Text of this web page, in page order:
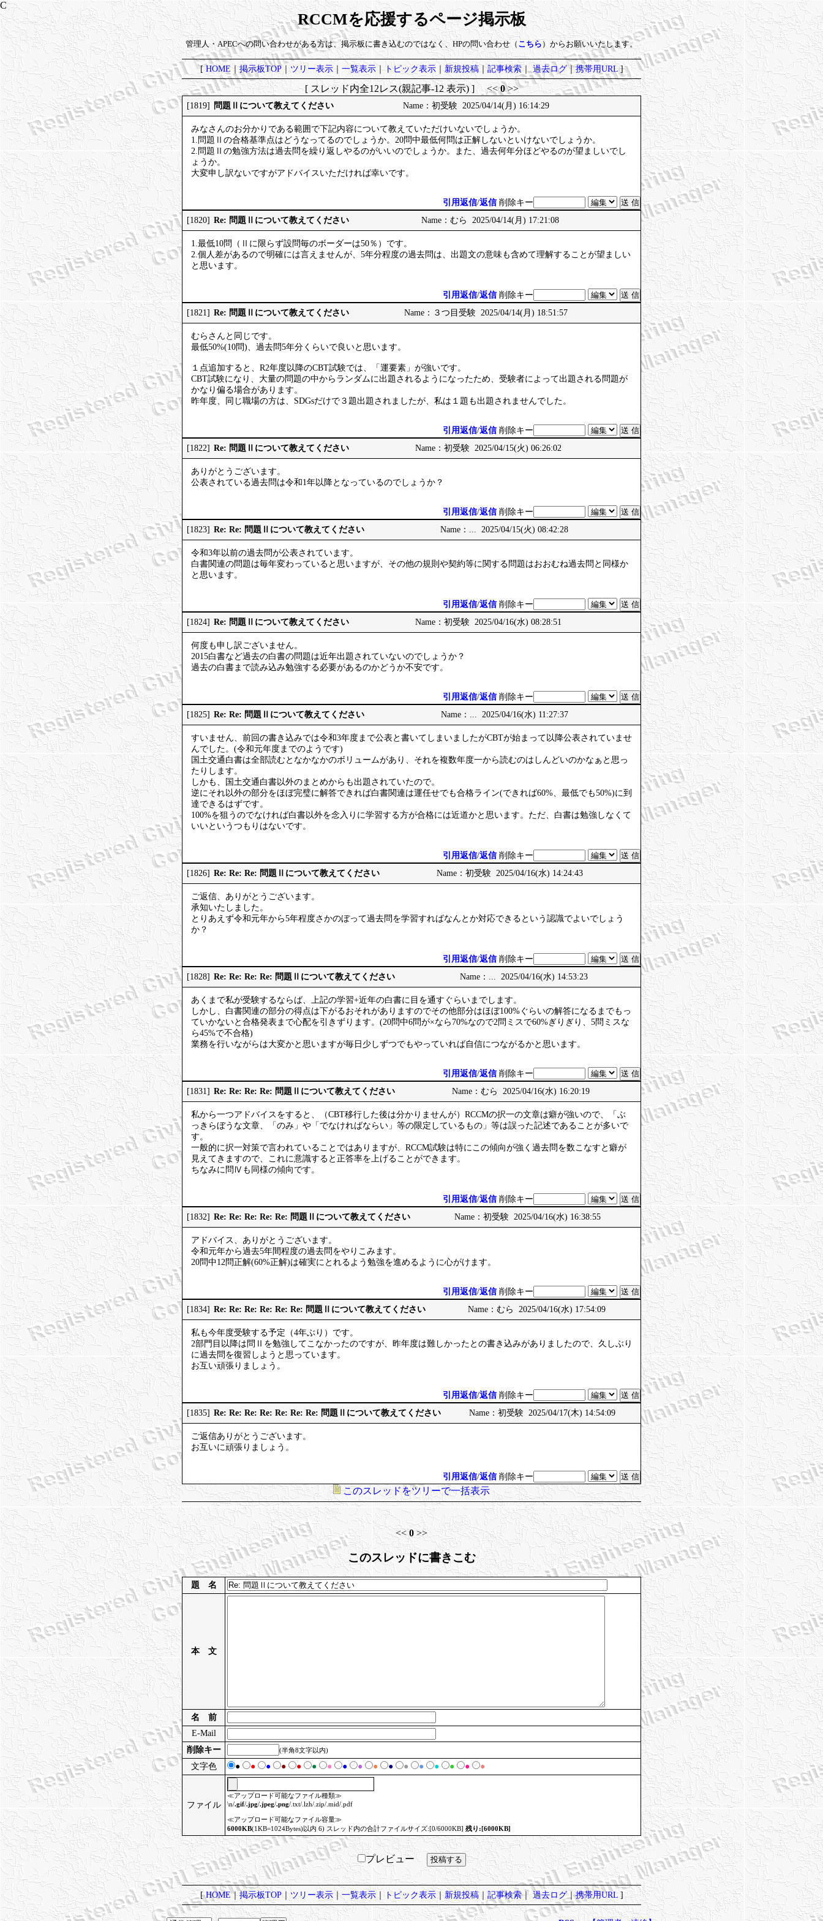
RCCMを応援するページ掲示板
管理人・APECへの問い合わせがある方は、掲示板に書き込むのではなく、HPの問い合わせ（ こちら ）からお願いいたします。
[HOME｜掲示板TOP｜ツリー表示｜ 一覧表示｜トピック表示｜ 新規投稿｜記事検索｜ 過去ログ｜携帯用URL]
[ スレッド内全12レス(親記事-12 表示) ] <<0>>
[1819] 問題Ⅱについて教えてください Name：初受験 2025/04/14(月) 16:14:29
みなさんのお分かりである範囲で下記内容について教えていただけいないでしょうか。
1.問題Ⅱの合格基準点はどうなってるのでしょうか。20問中最低何問は正解しないといけないでしょうか。
2.問題Ⅱの勉強方法は過去問を繰り返しやるのがいいのでしょうか。また、過去何年分ほどやるのが望ましいでし
ょうか。
大変申し訳ないですがアドバイスいただければ幸いです。
引用返信/返信 削除キー
[1820] Re: 問題Ⅱについて教えてください Name：むら 2025/04/14(月) 17:21:08
1.最低10問（Ⅱに限らず設問毎のボーダーは50％）です。
2.個人差があるので明確には言えませんが、5年分程度の過去問は、出題文の意味も含めて理解することが望ましい
と思います。
引用返信/返信 削除キー
[1821] Re: 問題Ⅱについて教えてください Name：３つ目受験 2025/04/14(月) 18:51:57
むらさんと同じです。
最低50%(10問)、過去問5年分くらいで良いと思います。
１点追加すると、R2年度以降のCBT試験では、「運要素」が強いです。
CBT試験になり、大量の問題の中からランダムに出題されるようになったため、受験者によって出題される問題が
かなり偏る場合があります。
昨年度、同じ職場の方は、SDGsだけで３題出題されましたが、私は１題も出題されませんでした。
引用返信/返信 削除キー
[1822] Re: 問題Ⅱについて教えてください Name：初受験 2025/04/15(火) 06:26:02
ありがとうございます。
公表されている過去問は令和1年以降となっているのでしょうか？
引用返信/返信 削除キー
[1823] Re: Re: 問題Ⅱについて教えてください Name：... 2025/04/15(火) 08:42:28
令和3年以前の過去問が公表されています。
白書関連の問題は毎年変わっていると思いますが、その他の規則や契約等に関する問題はおおむね過去問と同様か
と思います。
引用返信/返信 削除キー
[1824] Re: 問題Ⅱについて教えてください Name：初受験 2025/04/16(水) 08:28:51
何度も申し訳ございません。
2015白書など過去の白書の問題は近年出題されていないのでしょうか？
過去の白書まで読み込み勉強する必要があるのかどうか不安です。
引用返信/返信 削除キー
[1825] Re: Re: 問題Ⅱについて教えてください Name：... 2025/04/16(水) 11:27:37
すいません、前回の書き込みでは令和3年度まで公表と書いてしまいましたがCBTが始まって以降公表されていませ
んでした。(令和元年度までのようです)
国土交通白書は全部読むとなかなかのボリュームがあり、それを複数年度一から読むのはしんどいのかなぁと思っ
たりします。
しかも、国土交通白書以外のまとめからも出題されていたので。
逆にそれ以外の部分をほぼ完璧に解答できれば白書関連は運任せでも合格ライン(できれば60%、最低でも50%)に到
達できるはずです。
100%を狙うのでなければ白書以外を念入りに学習する方が合格には近道かと思います。ただ、白書は勉強しなくて
いいというつもりはないです。
引用返信/返信 削除キー
[1826] Re: Re: Re: 問題Ⅱについて教えてください Name：初受験 2025/04/16(水) 14:24:43
ご返信、ありがとうございます。
承知いたしました。
とりあえず令和元年から5年程度さかのぼって過去問を学習すればなんとか対応できるという認識でよいでしょう
か？
引用返信/返信 削除キー
[1828] Re: Re: Re: Re: 問題Ⅱについて教えてください Name：... 2025/04/16(水) 14:53:23
あくまで私が受験するならば、上記の学習+近年の白書に目を通すぐらいまでします。
しかし、白書関連の部分の得点は下がるおそれがありますのでその他部分はほぼ100%ぐらいの解答になるまでもっ
ていかないと合格発表まで心配を引きずります。(20問中6問が×なら70%なので2問ミスで60%ぎりぎり、5問ミスな
ら45%で不合格)
業務を行いながらは大変かと思いますが毎日少しずつでもやっていれば自信につながるかと思います。
引用返信/返信 削除キー
[1831] Re: Re: Re: Re: 問題Ⅱについて教えてください Name：むら 2025/04/16(水) 16:20:19
私から一つアドバイスをすると、（CBT移行した後は分かりませんが）RCCMの択一の文章は癖が強いので、「ぶ
っきらぼうな文章、「のみ」や「でなければならい」等の限定しているもの」等は誤った記述であることが多いで
す。
一般的に択一対策で言われていることではありますが、RCCM試験は特にこの傾向が強く過去問を数こなすと癖が
見えてきますので、これに意識すると正答率を上げることができます。
ちなみに問Ⅳも同様の傾向です。
引用返信/返信 削除キー
[1832] Re: Re: Re: Re: Re: 問題Ⅱについて教えてください Name：初受験 2025/04/16(水) 16:38:55
アドバイス、ありがとうございます。
令和元年から過去5年間程度の過去問をやりこみます。
20問中12問正解(60%正解)は確実にとれるよう勉強を進めるように心がけます。
引用返信/返信 削除キー
[1834] Re: Re: Re: Re: Re: Re: 問題Ⅱについて教えてください Name：むら 2025/04/16(水) 17:54:09
私も今年度受験する予定（4年ぶり）です。
2部門目以降は問Ⅱを勉強してこなかったのですが、昨年度は難しかったとの書き込みがありましたので、久しぶり
に過去問を復習しようと思っています。
お互い頑張りましょう。
引用返信/返信 削除キー
[1835] Re: Re: Re: Re: Re: Re: Re: 問題Ⅱについて教えてください Name：初受験 2025/04/17(木) 14:54:09
ご返信ありがとうございます。
お互いに頑張りましょう。
引用返信/返信 削除キー
このスレッドをツリーで一括表示
<<0>>
このスレッドに書きこむ
題 名
本 文
名 前
E-Mail
削除キー
(半角8文字以内)
文字色 ● ● ● ● ● ● ● ● ● ● ● ● ● ● ● ● ●
ファイル
≪アップロード可能なファイル種類≫
\n/.gif/.jpg/.jpeg/.png/.txt/.lzh/.zip/.mid/.pdf
≪アップロード可能なファイル容量≫
6000KB(1KB=1024Bytes)以内 6) スレッド内の合計ファイルサイズ:[0/6000KB] 残り:[6000KB]
プレビュー
[HOME｜掲示板TOP｜ツリー表示｜一覧表示｜トピック表示｜新規投稿｜ 記事検索｜過去ログ｜携帯用URL]